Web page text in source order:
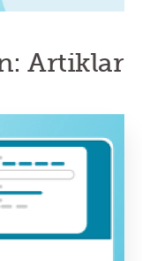
Artiklar